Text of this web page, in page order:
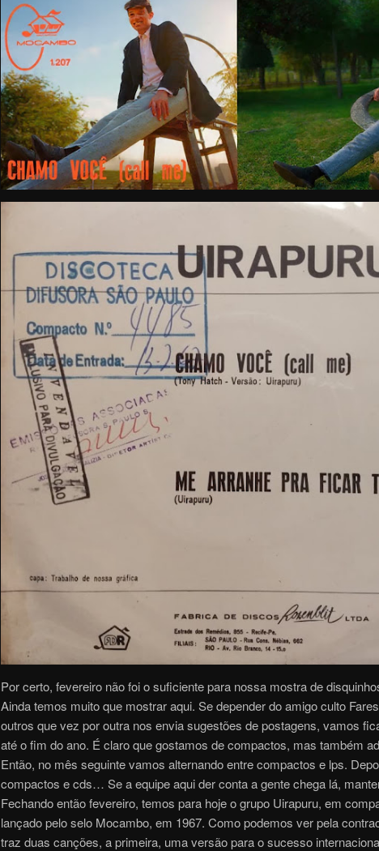
Por certo, fevereiro não foi o suficiente para nossa mostra de
Ainda temos muito que mostrar aqui. Se depender do amigo culto
outros que vez por outra nos envia sugestões de postagens, vamos
até o fim do ano. É claro que gostamos de compactos, mas também
Então, no mês seguinte vamos alternando entre compactos e lps.
compactos e cds… Se a equipe aqui der conta a gente chega lá,
Fechando então fevereiro, temos para hoje o grupo Uirapuru, em
lançado pelo selo Mocambo, em 1967. Como podemos ver pela
traz duas canções, a primeira, uma versão para o sucesso